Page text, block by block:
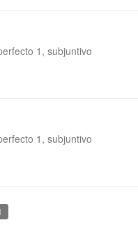
1, subjuntivo
1, subjuntivo